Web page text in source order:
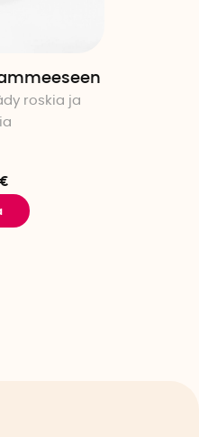
roskia ja